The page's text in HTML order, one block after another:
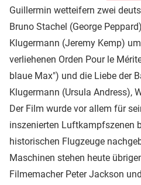
Guillermin wetteifern zwei
Bruno Stachel (George
Klugermann (Jeremy Kemp)
verliehenen Orden Pour le
blaue Max") und die Liebe der
Klugermann (Ursula Andress),
Der Film wurde vor allem für
inszenierten Luftkampfszenen
historischen Flugzeuge
Maschinen stehen heute
Filmemacher Peter Jackson